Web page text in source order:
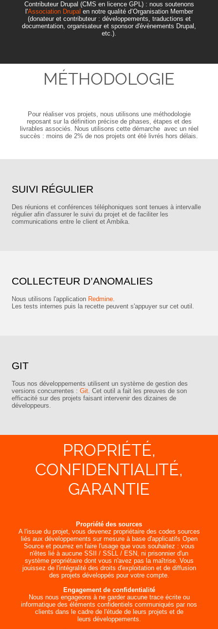
Contributeur Drupal (CMS en licence GPL) : nous soutenons
l'Association Drupal en notre qualité d’Organisation Member
(donateur et contributeur : développements, traductions et
documentation, organisateur et sponsor d'évènements Drupal,
etc.).
MÉTHODOLOGIE
Pour réaliser vos projets, nous utilisons une méthodologie
reposant sur la définition précise de phases, étapes et des
livrables associés. Nous utilisons cette démarche avec un réel
succès : moins de 2% de nos projets ont été livrés hors délais.
SUIVI RÉGULIER
Des réunions et conférences téléphoniques sont tenues à intervalle
régulier afin d'assurer le suivi du projet et de faciliter les
communications entre le client et Ambika.
COLLECTEUR D’ANOMALIES
Nous utilisons l'application Redmine.
Les tests internes puis la recette peuvent s'appuyer sur cet outil.
GIT
Tous nos développements utilisent un système de gestion des
versions concurrentes : Git. Cet outil a fait les preuves de son
efficacité sur des projets faisant intervenir des dizaines de
développeurs.
PROPRIÉTÉ,
CONFIDENTIALITÉ,
GARANTIE
Propriété des sources
A l'issue du projet, vous devenez propriétaire des codes sources
liés aux développements sur mesure à base d'applicatifs Open
Source et pourrez en faire l'usage que vous souhaitez : vous
n'êtes lié à aucune SSII / SSLL / ESN, ni prisonnier d'un
système propriétaire dont vous n'avez pas la maîtrise. Vous
jouissez de l'intégralité des droits d'exploitation et de diffusion
des projets développés pour votre compte.
Engagement de confidentialité
Nous nous engageons à ne garder aucune trace écrite ou
informatique des éléments confidentiels communiqués par nos
clients dans le cadre de l'étude de leurs projets et de
leurs développements.